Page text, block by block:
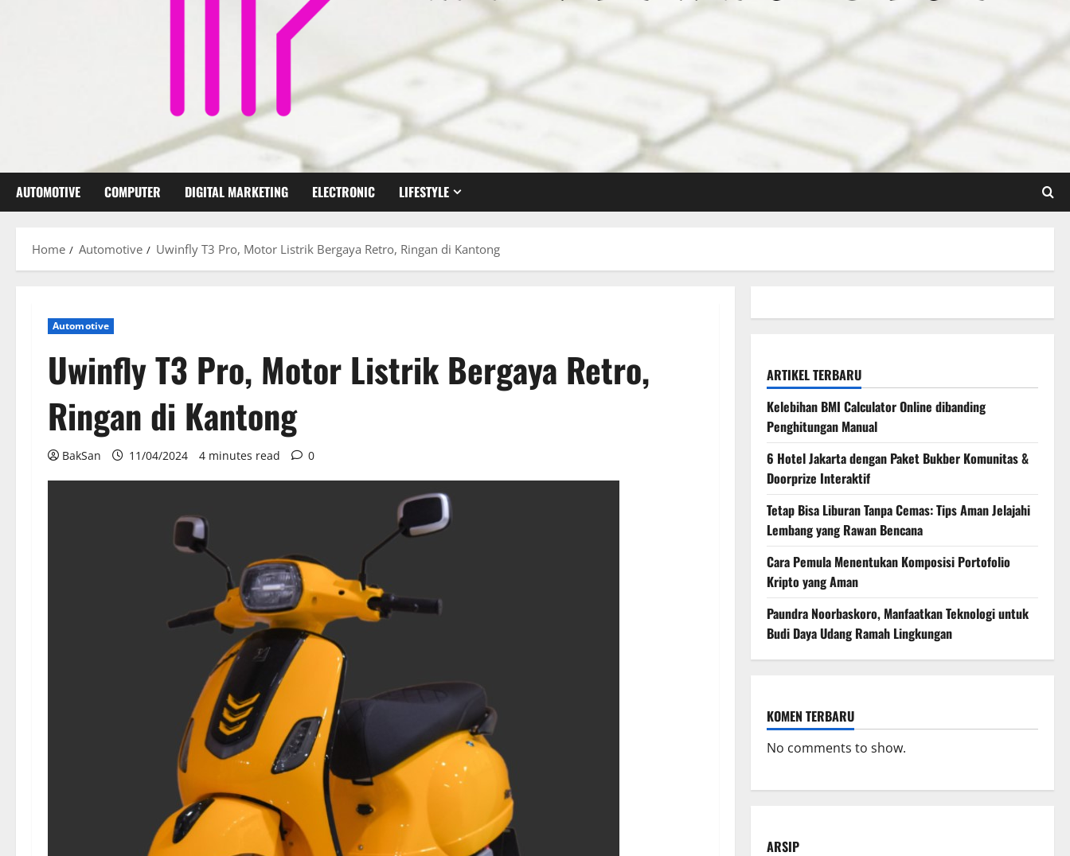
AUTOMOTIVE COMPUTER DIGITAL MARKETING ELECTRONIC LIFESTYLE
Home Automotive Uwinfly T3 Pro, Motor Listrik Bergaya Retro, Ringan di Kantong
Automotive
Uwinfly T3 Pro, Motor Listrik Bergaya Retro,
Ringan di Kantong
BakSan 11/04/2024 4 minutes read 0
ARTIKEL TERBARU
Kelebihan BMI Calculator Online dibanding
Penghitungan Manual
6 Hotel Jakarta dengan Paket Bukber Komunitas &
Doorprize Interaktif
Tetap Bisa Liburan Tanpa Cemas: Tips Aman Jelajahi
Lembang yang Rawan Bencana
Cara Pemula Menentukan Komposisi Portofolio
Kripto yang Aman
Paundra Noorbaskoro, Manfaatkan Teknologi untuk
Budi Daya Udang Ramah Lingkungan
KOMEN TERBARU
No comments to show.
ARSIP